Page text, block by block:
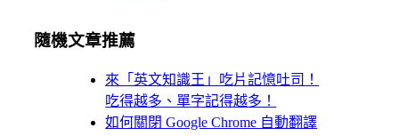
隨機文章推薦
來「英文知識王」吃片記憶吐司！
吃得越多、單字記得越多！
如何關閉 Google Chrome 自動翻譯